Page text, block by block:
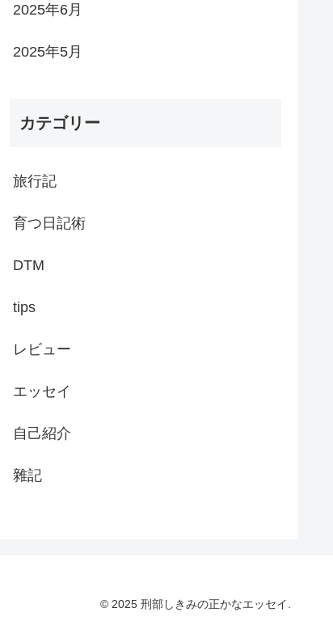
2025年6月
2025年5月
カテゴリー
旅行記
育つ日記術
DTM
tips
レビュー
エッセイ
自己紹介
雜記
© 2025 刑部しきみの正かなエッセイ.